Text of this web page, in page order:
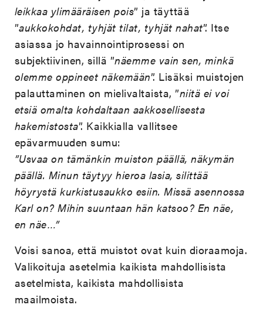
leikkaa ylimääräisen pois” ja täyttää
”aukkokohdat, tyhjät tilat, tyhjät nahat”. Itse
asiassa jo havainnointiprosessi on
subjektiivinen, sillä ”näemme vain sen, minkä
olemme oppineet näkemään”. Lisäksi muistojen
palauttaminen on mielivaltaista, ”niitä ei voi
etsiä omalta kohdaltaan aakkosellisesta
hakemistosta”. Kaikkialla vallitsee
epävarmuuden sumu:
”Usvaa on tämänkin muiston päällä, näkymän
päällä. Minun täytyy hieroa lasia, silittää
höyrystä kurkistusaukko esiin. Missä asennossa
Karl on? Mihin suuntaan hän katsoo? En näe,
en näe…”
Voisi sanoa, että muistot ovat kuin dioraamoja.
Valikoituja asetelmia kaikista mahdollisista
asetelmista, kaikista mahdollisista
maailmoista.